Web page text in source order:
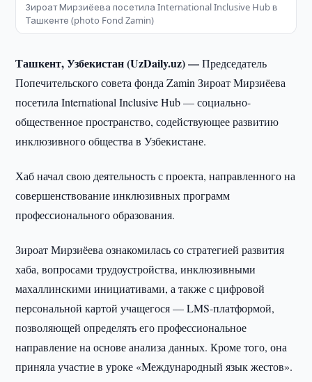
Зироат Мирзиёева посетила International Inclusive Hub в
Ташкенте (photo Fond Zamin)
Ташкент, Узбекистан (UzDaily.uz) —Председатель
Попечительского совета фонда Zamin Зироат Мирзиёева
посетила International Inclusive Hub — социально-
общественное пространство, содействующее развитию
инклюзивного общества в Узбекистане.
Хаб начал свою деятельность с проекта, направленного на
совершенствование инклюзивных программ
профессионального образования.
Зироат Мирзиёева ознакомилась со стратегией развития
хаба, вопросами трудоустройства, инклюзивными
махаллинскими инициативами, а также с цифровой
персональной картой учащегося — LMS-платформой,
позволяющей определять его профессиональное
направление на основе анализа данных. Кроме того, она
приняла участие в уроке «Международный язык жестов».